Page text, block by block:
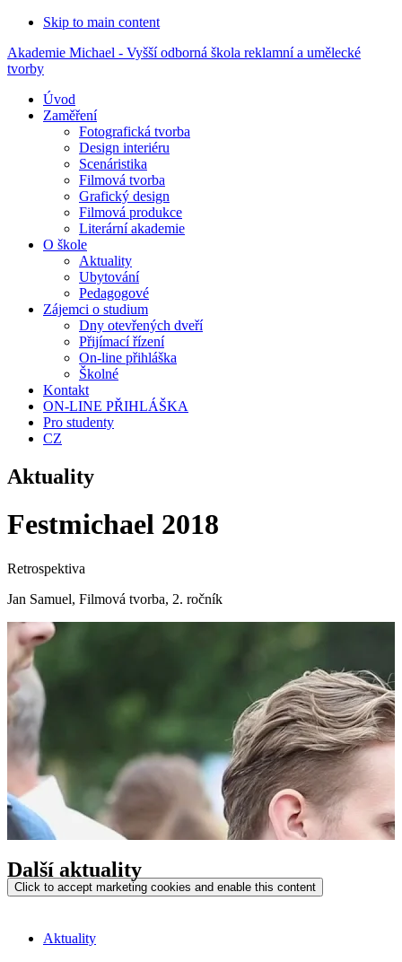
Skip to main content
Akademie Michael - Vyšší odborná škola reklamní a umělecké
tvorby
Úvod
Zaměření
Fotografická tvorba
Design interiéru
Scenáristika
Filmová tvorba
Grafický design
Filmová produkce
Literární akademie
O škole
Aktuality
Ubytování
Pedagogové
Zájemci o studium
Dny otevřených dveří
Přijímací řízení
On-line přihláška
Školné
Kontakt
ON-LINE PŘIHLÁŠKA
Pro studenty
CZ
Aktuality
Festmichael 2018
Retrospektiva
Jan Samuel, Filmová tvorba, 2. ročník
Click to accept marketing cookies and enable this content
Další aktuality
Aktuality